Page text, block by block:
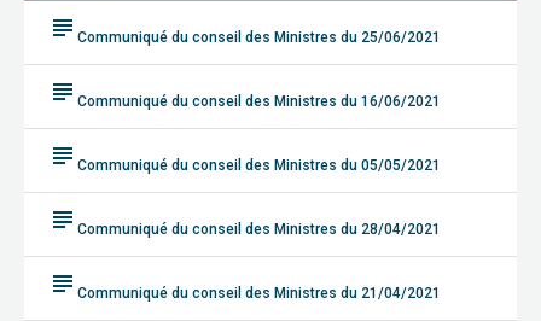
subject Communiqué du conseil des Ministres du 25/06/2021
subject Communiqué du conseil des Ministres du 16/06/2021
subject Communiqué du conseil des Ministres du 05/05/2021
subject Communiqué du conseil des Ministres du 28/04/2021
subject Communiqué du conseil des Ministres du 21/04/2021